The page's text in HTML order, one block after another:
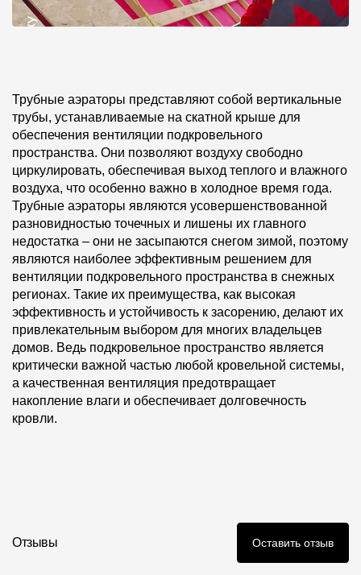
Трубные аэраторы представляют собой вертикальные
трубы, устанавливаемые на скатной крыше для
обеспечения вентиляции подкровельного
пространства. Они позволяют воздуху свободно
циркулировать, обеспечивая выход теплого и влажного
воздуха, что особенно важно в холодное время года.
Трубные аэраторы являются усовершенствованной
разновидностью точечных и лишены их главного
недостатка – они не засыпаются снегом зимой, поэтому
являются наиболее эффективным решением для
вентиляции подкровельного пространства в снежных
регионах. Такие их преимущества, как высокая
эффективность и устойчивость к засорению, делают их
привлекательным выбором для многих владельцев
домов. Ведь подкровельное пространство является
критически важной частью любой кровельной системы,
а качественная вентиляция предотвращает
накопление влаги и обеспечивает долговечность
кровли.
Отзывы Оставить отзыв